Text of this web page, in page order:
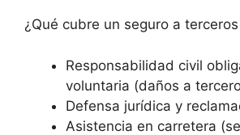
¿Qué cubre un seguro a
Responsabilidad civil
voluntaria (daños a
Defensa jurídica y
Asistencia en carretera